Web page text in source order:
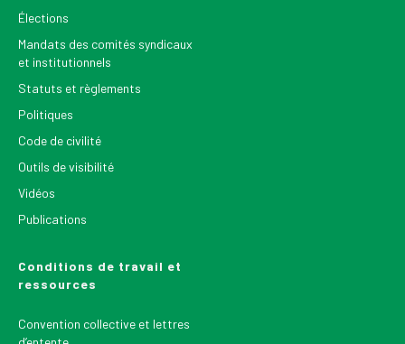
Élections
Mandats des comités syndicaux
et institutionnels
Statuts et règlements
Politiques
Code de civilité
Outils de visibilité
Vidéos
Publications
Conditions de travail et
ressources
Convention collective et lettres